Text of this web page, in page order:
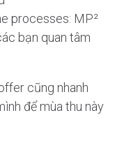
processes: MP²
bạn quan tâm
cũng nhanh
để mùa thu này